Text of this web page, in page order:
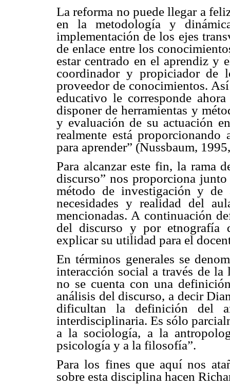
La reforma no puede llegar a
en la metodología y
implementación de los ejes
de enlace entre los
estar centrado en el aprendiz y
coordinador y propiciador de
proveedor de conocimientos.
educativo le corresponde
disponer de herramientas y
y evaluación de su actuación
realmente está proporcionando
para aprender” (Nussbaum,
Para alcanzar este fin, la rama
discurso” nos proporciona
método de investigación y de
necesidades y realidad del
mencionadas. A continuación
del discurso y por etnografía
explicar su utilidad para el
En términos generales se
interacción social a través de
no se cuenta con una
análisis del discurso, a decir
dificultan la definición del
interdisciplinaria. Es sólo
a la sociología, a la
psicología y a la filosofía”.
Para los fines que aquí nos
sobre esta disciplina hacen